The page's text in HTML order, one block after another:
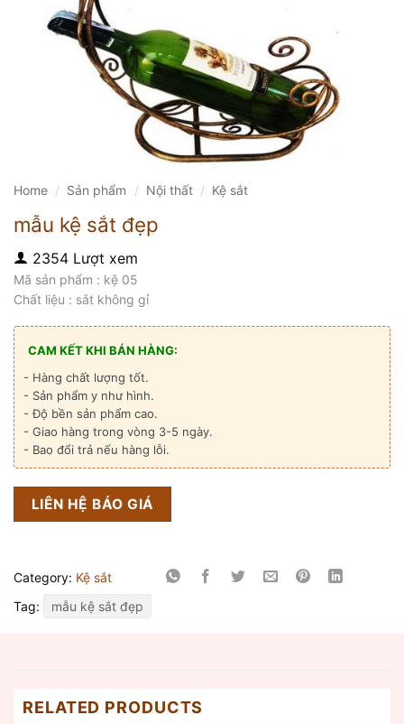
Home / Sản phẩm / Nội thất / Kệ sắt
mẫu kệ sắt đẹp
2354 Lượt xem
Mã sản phẩm : kệ 05
Chất liệu : sắt không gỉ
CAM KẾT KHI BÁN HÀNG:
- Hàng chất lượng tốt.
- Sản phẩm y như hình.
- Độ bền sản phẩm cao.
- Giao hàng trong vòng 3-5 ngày.
- Bao đổi trả nếu hàng lỗi.
LIÊN HỆ BÁO GIÁ
Category: Kệ sắt
Tag:
mẫu kệ sắt đẹp
RELATED PRODUCTS